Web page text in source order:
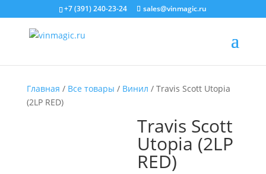
+7 (391) 240-23-24 sales@vinmagic.ru
Главная / Все товары / Винил / Travis Scott Utopia
(2LP RED)
Travis Scott
Utopia (2LP
RED)